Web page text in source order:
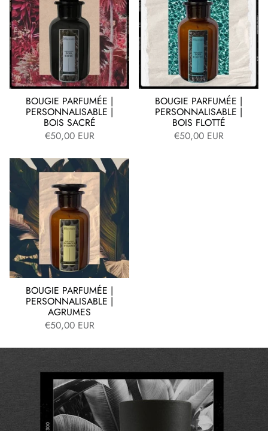
BOUGIE PARFUMÉE |
PERSONNALISABLE |
BOIS SACRÉ
€50,00 EUR
BOUGIE PARFUMÉE |
PERSONNALISABLE |
BOIS FLOTTÉ
€50,00 EUR
BOUGIE PARFUMÉE |
PERSONNALISABLE |
AGRUMES
€50,00 EUR